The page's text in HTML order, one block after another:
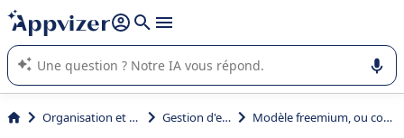
répondre (plusieurs lignes avec
L'IA de Appvizer vous guide dans l'utilisation ou la sélection de
logiciel SaaS en entreprise.
Organisation et planification Gestion d'entreprise Modèle freemium, ou comment gratuité peut rimer avec rentabilité